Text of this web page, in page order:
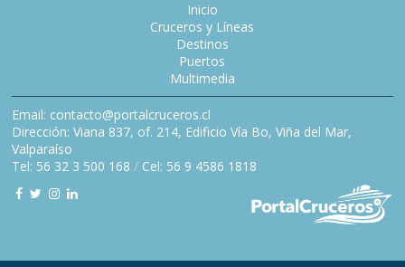
Inicio
Cruceros y Líneas
Destinos
Puertos
Multimedia
Email: contacto@portalcruceros.cl
Dirección: Viana 837, of. 214, Edificio Vía Bo, Viña del Mar,
Valparaíso
Tel: 56 32 3 500 168 / Cel: 56 9 4586 1818